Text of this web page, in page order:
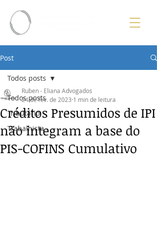
Post
Todos posts
Tributário
Trabalhista
Todos posts
Créditos Presumidos de IPI
não integram a base do
PIS-COFINS Cumulativo
Ruben - Eliana Advogados
24 de fev. de 2023 1 min de leitura